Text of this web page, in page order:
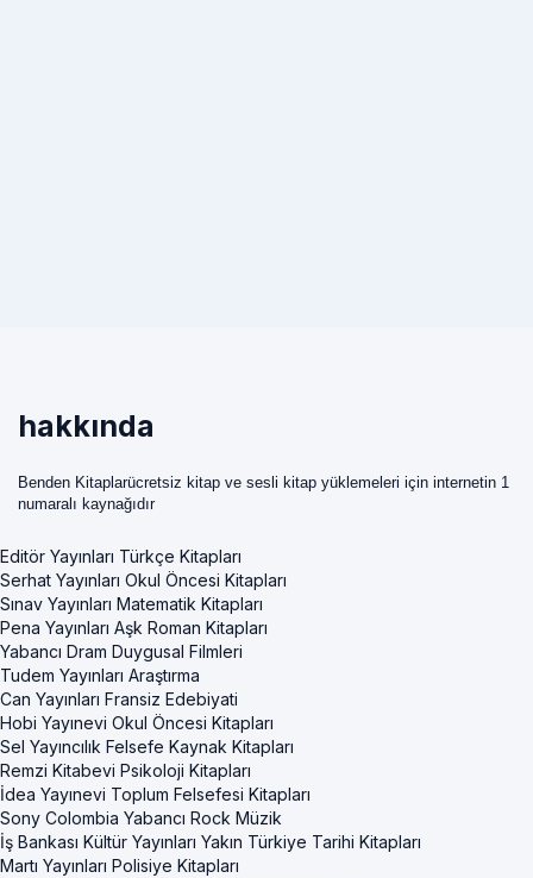
hakkında
Benden Kitaplarücretsiz kitap ve sesli kitap yüklemeleri için internetin 1
numaralı kaynağıdır
Editör Yayınları Türkçe Kitapları
Serhat Yayınları Okul Öncesi Kitapları
Sınav Yayınları Matematik Kitapları
Pena Yayınları Aşk Roman Kitapları
Yabancı Dram Duygusal Filmleri
Tudem Yayınları Araştırma
Can Yayınları Fransiz Edebiyati
Hobi Yayınevi Okul Öncesi Kitapları
Sel Yayıncılık Felsefe Kaynak Kitapları
Remzi Kitabevi Psikoloji Kitapları
İdea Yayınevi Toplum Felsefesi Kitapları
Sony Colombia Yabancı Rock Müzik
İş Bankası Kültür Yayınları Yakın Türkiye Tarihi Kitapları
Martı Yayınları Polisiye Kitapları